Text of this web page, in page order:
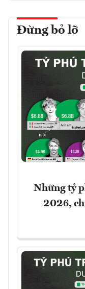
Đừng bỏ lỡ
Những tỷ
2026,